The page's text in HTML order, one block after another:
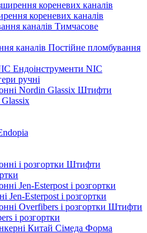
кореневих каналів
Тимчасове
Постійне пломбування
Ендоінструменти NIC
ручні
Штифти
Штифти
Jen-Esterpost і розгортки
Штифти
і розгортки